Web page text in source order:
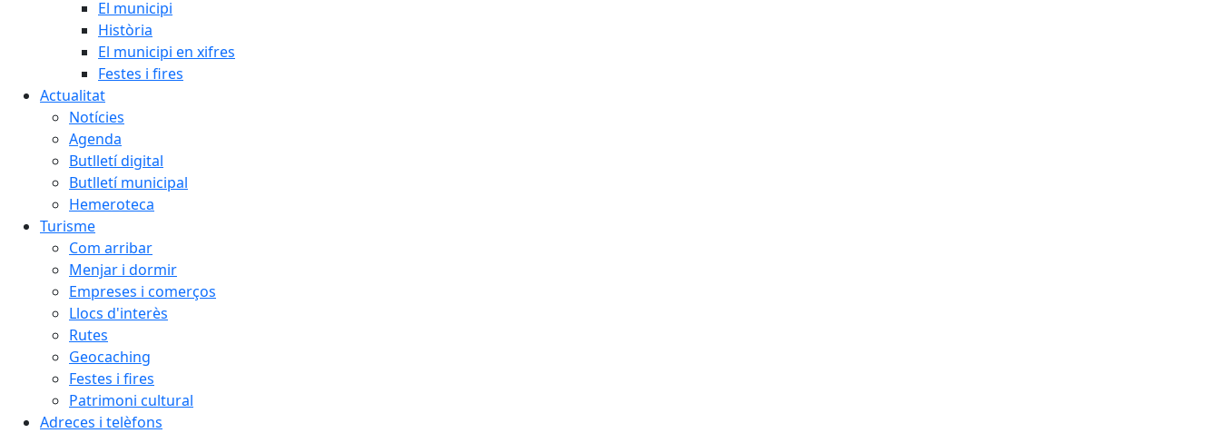
El municipi
Història
El municipi en xifres
Festes i fires
Actualitat
Notícies
Agenda
Butlletí digital
Butlletí municipal
Hemeroteca
Turisme
Com arribar
Menjar i dormir
Empreses i comerços
Llocs d'interès
Rutes
Geocaching
Festes i fires
Patrimoni cultural
Adreces i telèfons